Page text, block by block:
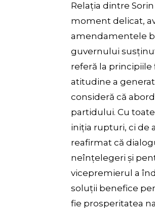
Relația dintre
moment delicat,
amendamentele
guvernului
referă la
atitudine a
consideră că
partidului. Cu
iniția rupturi, ci de
reafirmat că
neînțelegeri și
vicepremierul a
soluții benefice
fie prosperitatea